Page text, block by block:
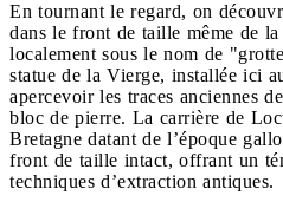
En tournant le regard, on
dans le front de taille même de
localement sous le nom de
statue de la Vierge, installée ici
apercevoir les traces anciennes
bloc de pierre. La carrière de
Bretagne datant de l’époque
front de taille intact, offrant un
techniques d’extraction antiques.